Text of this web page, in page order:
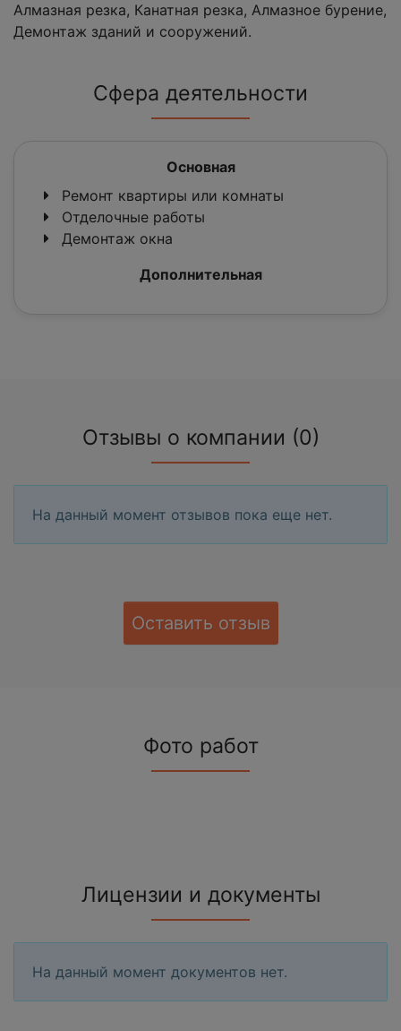
Алмазная резка, Канатная резка, Алмазное бурение,
Демонтаж зданий и сооружений.
Сфера деятельности
Основная
Ремонт квартиры или комнаты
Отделочные работы
Демонтаж окна
Дополнительная
Отзывы о компании (0)
На данный момент отзывов пока еще нет.
Оставить отзыв
Фото работ
Лицензии и документы
На данный момент документов нет.